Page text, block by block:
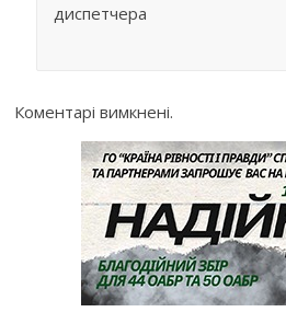
диспетчера
Коментарі вимкнені.